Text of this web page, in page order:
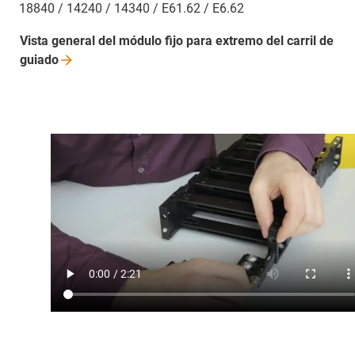
18840 / 14240 / 14340 / E61.62 / E6.62
Vista general del módulo fijo para extremo del carril de
guiado